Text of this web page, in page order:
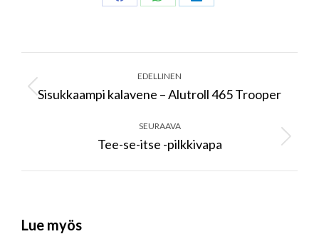
Share
Share
Share
Post
navigation
EDELLINEN
Previous
Sisukkaampi kalavene – Alutroll 465 Trooper
SEURAAVA
Next
Tee-se-itse -pilkkivapa
Lue myös